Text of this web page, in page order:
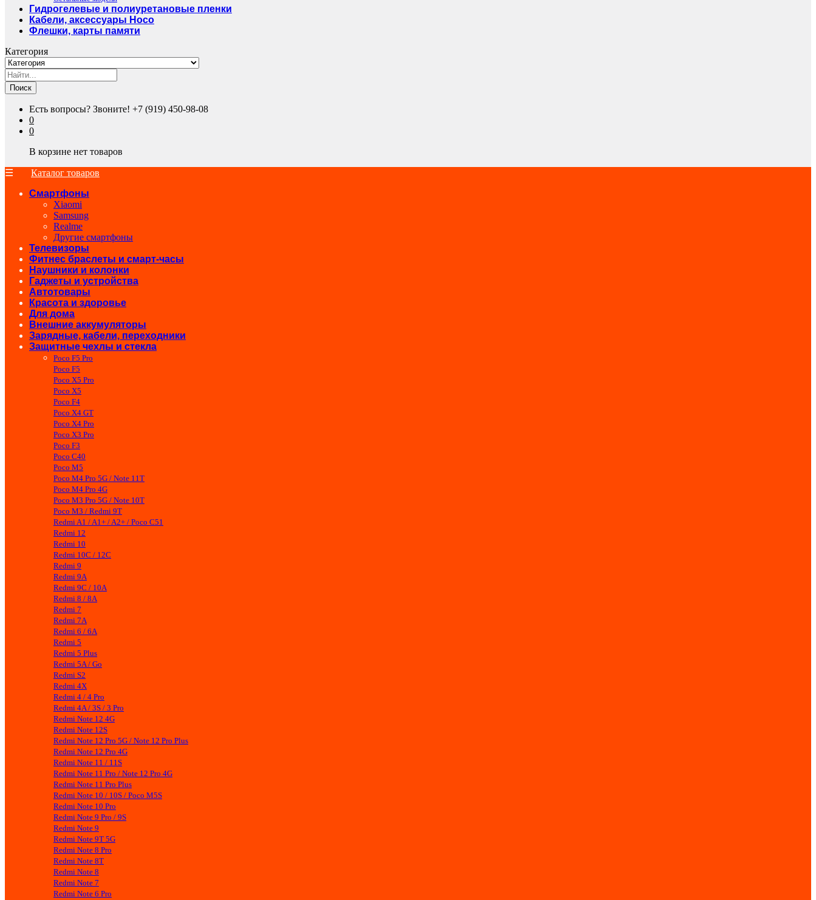
Гидрогелевые и полиуретановые пленки
Кабели, аксессуары Hoco
Флешки, карты памяти
Категория
Поиск
Есть вопросы? Звоните! +7 (919) 450-98-08
0
0
В корзине нет товаров
Каталог товаров
Смартфоны
Xiaomi
Samsung
Realme
Другие смартфоны
Телевизоры
Фитнес браслеты и смарт-часы
Наушники и колонки
Гаджеты и устройства
Автотовары
Красота и здоровье
Для дома
Внешние аккумуляторы
Зарядные, кабели, переходники
Защитные чехлы и стекла
Poco F5 Pro
Poco F5
Poco X5 Pro
Poco X5
Poco F4
Poco X4 GT
Poco X4 Pro
Poco X3 Pro
Poco F3
Poco C40
Poco M5
Poco M4 Pro 5G / Note 11T
Poco M4 Pro 4G
Poco M3 Pro 5G / Note 10T
Poco M3 / Redmi 9T
Redmi A1 / A1+ / A2+ / Poco C51
Redmi 12
Redmi 10
Redmi 10C / 12C
Redmi 9
Redmi 9A
Redmi 9C / 10A
Redmi 8 / 8A
Redmi 7
Redmi 7A
Redmi 6 / 6A
Redmi 5
Redmi 5 Plus
Redmi 5A / Go
Redmi S2
Redmi 4X
Redmi 4 / 4 Pro
Redmi 4A / 3S / 3 Pro
Redmi Note 12 4G
Redmi Note 12S
Redmi Note 12 Pro 5G / Note 12 Pro Plus
Redmi Note 12 Pro 4G
Redmi Note 11 / 11S
Redmi Note 11 Pro / Note 12 Pro 4G
Redmi Note 11 Pro Plus
Redmi Note 10 / 10S / Poco M5S
Redmi Note 10 Pro
Redmi Note 9 Pro / 9S
Redmi Note 9
Redmi Note 9T 5G
Redmi Note 8 Pro
Redmi Note 8T
Redmi Note 8
Redmi Note 7
Redmi Note 6 Pro